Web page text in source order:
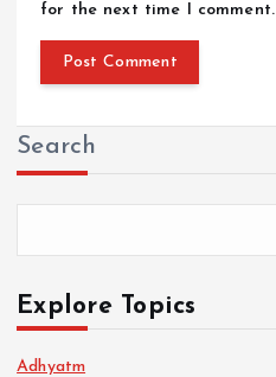
for the next time I comment.
Search
Explore Topics
Adhyatm